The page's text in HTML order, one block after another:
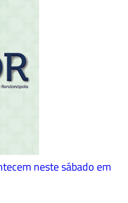
neste sábado em